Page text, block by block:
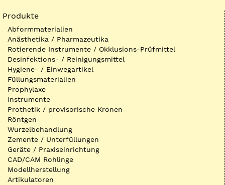
Produkte
Abformmaterialien
Anästhetika / Pharmazeutika
Rotierende Instrumente / Okklusions-Prüfmittel
Desinfektions- / Reinigungsmittel
Hygiene- / Einwegartikel
Füllungsmaterialien
Prophylaxe
Instrumente
Prothetik / provisorische Kronen
Röntgen
Wurzelbehandlung
Zemente / Unterfüllungen
Geräte / Praxiseinrichtung
CAD/CAM Rohlinge
Modellherstellung
Artikulatoren